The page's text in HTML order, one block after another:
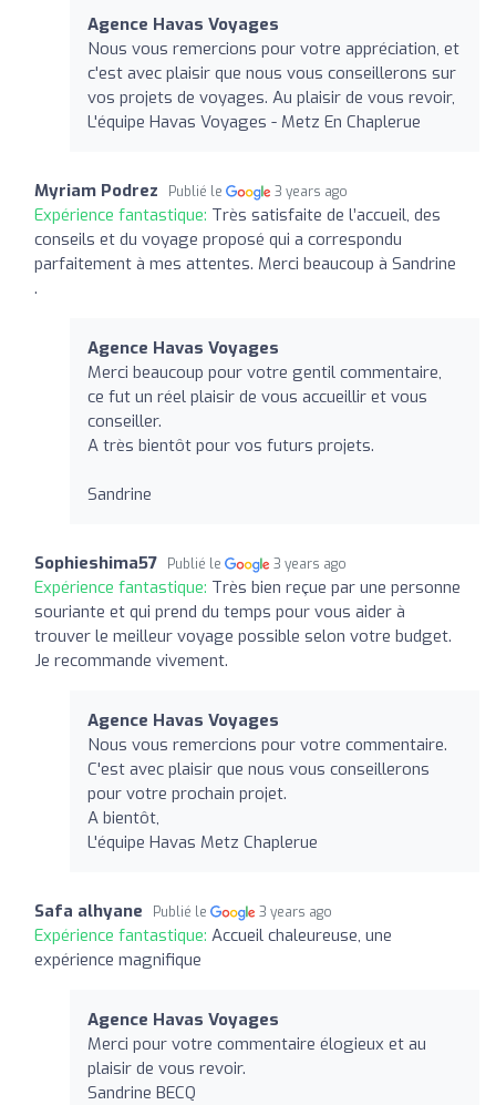
Agence Havas Voyages
Nous vous remercions pour votre appréciation, et
c'est avec plaisir que nous vous conseillerons sur
vos projets de voyages. Au plaisir de vous revoir,
L'équipe Havas Voyages - Metz En Chaplerue
Myriam Podrez Publié le 3 years ago
Expérience fantastique: Très satisfaite de l’accueil, des
conseils et du voyage proposé qui a correspondu
parfaitement à mes attentes. Merci beaucoup à Sandrine
.
Agence Havas Voyages
Merci beaucoup pour votre gentil commentaire,
ce fut un réel plaisir de vous accueillir et vous
conseiller.
A très bientôt pour vos futurs projets.
Sandrine
Sophieshima57 Publié le 3 years ago
Expérience fantastique: Très bien reçue par une personne
souriante et qui prend du temps pour vous aider à
trouver le meilleur voyage possible selon votre budget.
Je recommande vivement.
Agence Havas Voyages
Nous vous remercions pour votre commentaire.
C'est avec plaisir que nous vous conseillerons
pour votre prochain projet.
A bientôt,
L'équipe Havas Metz Chaplerue
Safa alhyane Publié le 3 years ago
Expérience fantastique: Accueil chaleureuse, une
expérience magnifique
Agence Havas Voyages
Merci pour votre commentaire élogieux et au
plaisir de vous revoir.
Sandrine BECQ